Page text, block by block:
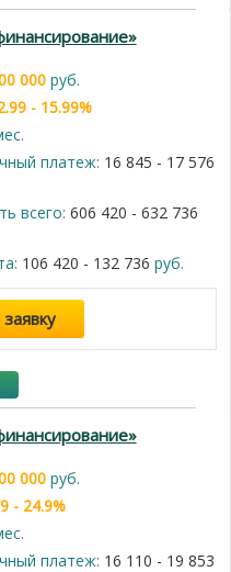
000руб.
- 15.99%
платеж: 16 845 - 17 576
всего: 606 420 - 632 736
106 420 - 132 736 руб.
000руб.
- 24.9%
платеж: 16 110 - 19 853